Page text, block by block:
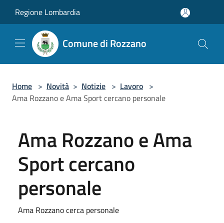
Regione Lombardia
Comune di Rozzano
Home > Novità > Notizie > Lavoro >
Ama Rozzano e Ama Sport cercano personale
Ama Rozzano e Ama
Sport cercano
personale
Ama Rozzano cerca personale